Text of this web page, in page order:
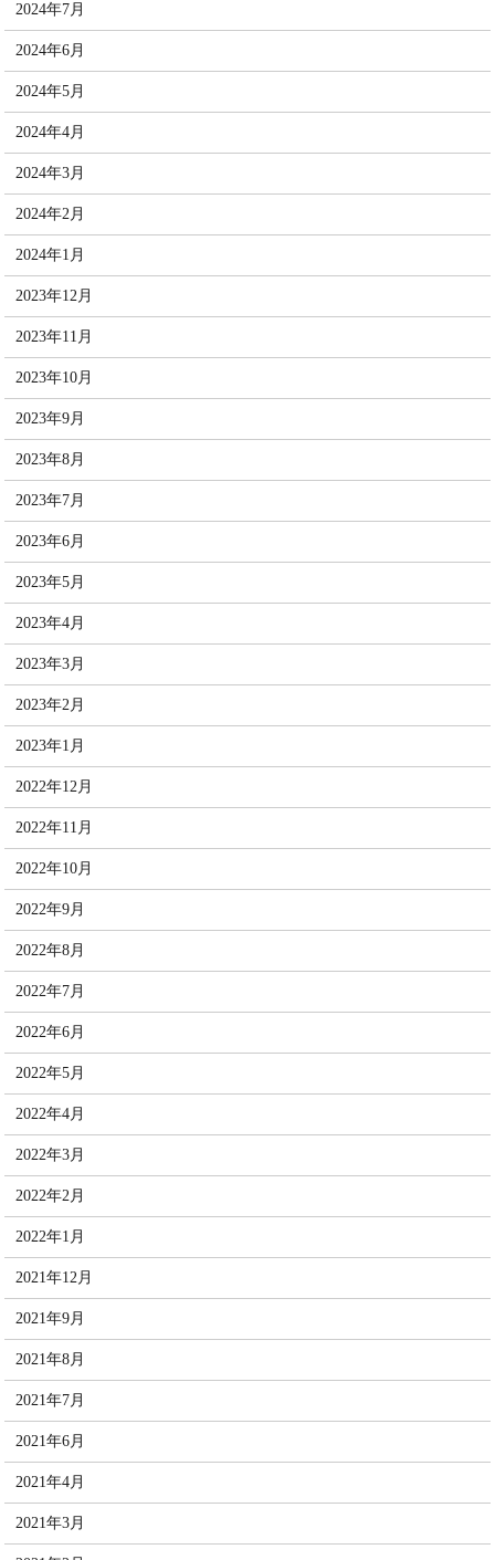
2024年7月
2024年6月
2024年5月
2024年4月
2024年3月
2024年2月
2024年1月
2023年12月
2023年11月
2023年10月
2023年9月
2023年8月
2023年7月
2023年6月
2023年5月
2023年4月
2023年3月
2023年2月
2023年1月
2022年12月
2022年11月
2022年10月
2022年9月
2022年8月
2022年7月
2022年6月
2022年5月
2022年4月
2022年3月
2022年2月
2022年1月
2021年12月
2021年9月
2021年8月
2021年7月
2021年6月
2021年4月
2021年3月